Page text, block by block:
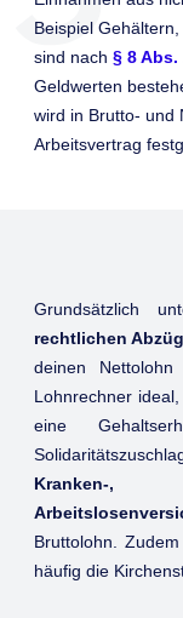
Beispiel
sind nach § 8 Abs.
Geldwerten
wird in Brutto- und
Arbeitsvertrag
Grundsätzlich
rechtlichen
deinen
Lohnrechner
eine
Kranken-
Bruttolohn.
häufig die